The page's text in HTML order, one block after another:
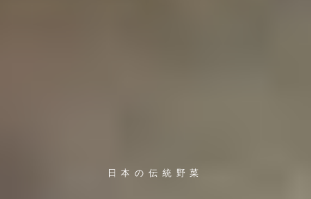
日本の伝統野菜